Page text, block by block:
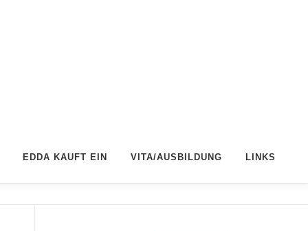
EDDA KAUFT EIN VITA/AUSBILDUNG LINKS